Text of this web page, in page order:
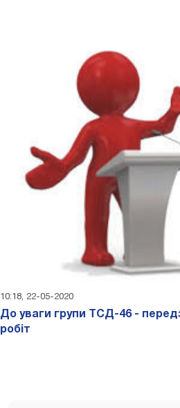
10:18, 22-05-2020
До уваги групи ТСД-46 -
робіт